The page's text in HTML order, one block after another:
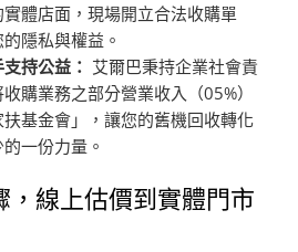
體店面，現場開立合法收購單
隱私與權益。
持公益： 艾爾巴秉持企業社會責
購業務之部分營業收入（05%）
基金會」，讓您的舊機回收轉化
一份力量。
，線上估價到實體門市